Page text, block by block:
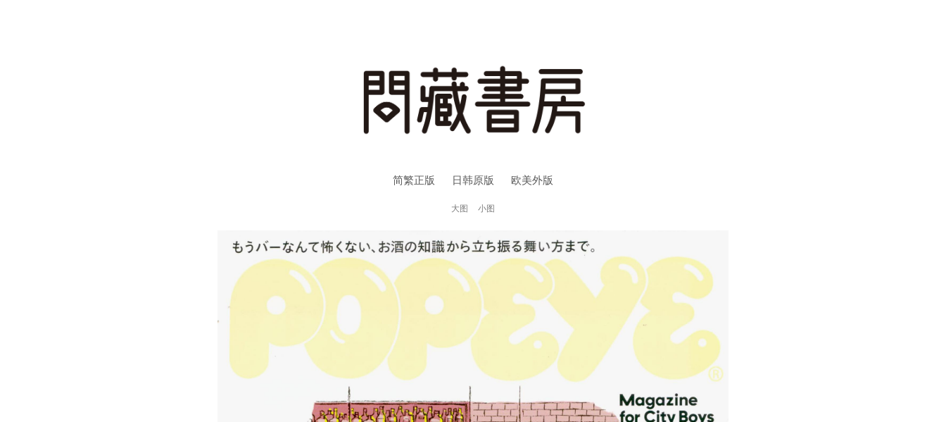
简繁正版 日韩原版 欧美外版
大图 小图